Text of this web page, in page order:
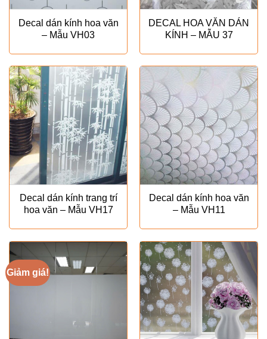
Decal dán kính hoa văn
– Mẫu VH03
DECAL HOA VĂN DÁN
KÍNH – MẪU 37
Decal dán kính trang trí
hoa văn – Mẫu VH17
Decal dán kính hoa văn
– Mẫu VH11
Giảm giá!